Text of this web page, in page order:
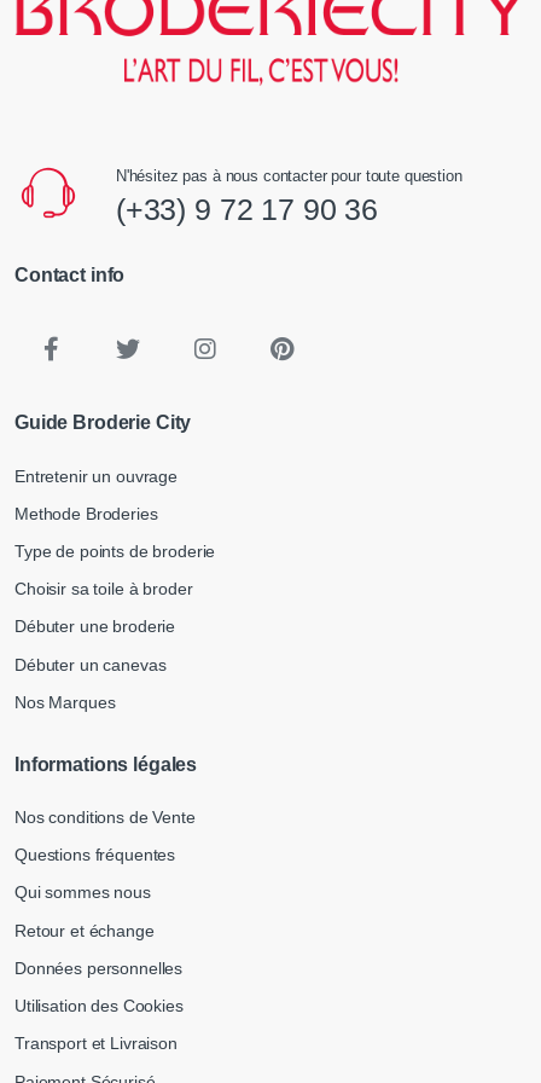
N'hésitez pas à nous contacter pour toute question
(+33) 9 72 17 90 36
Contact info
Guide Broderie City
Entretenir un ouvrage
Methode Broderies
Type de points de broderie
Choisir sa toile à broder
Débuter une broderie
Débuter un canevas
Nos Marques
Informations légales
Nos conditions de Vente
Questions fréquentes
Qui sommes nous
Retour et échange
Données personnelles
Utilisation des Cookies
Transport et Livraison